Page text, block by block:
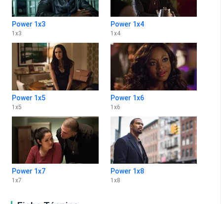
Power 1x3
1 x3
Power 1x4
1 x4
Power 1x5
1 x5
Power 1x6
1 x6
Power 1x7
1 x7
Power 1x8
1 x8